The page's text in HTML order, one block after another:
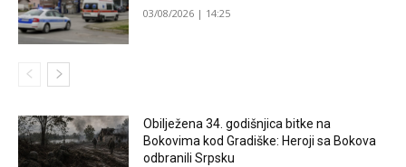
03/08/2026 | 14:25
Obilježena 34. godišnjica bitke na
Bokovima kod Gradiške: Heroji sa Bokova
odbranili Srpsku